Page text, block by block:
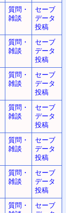
質問・
雑談
セーブ
データ
投稿
質問・
雑談
セーブ
データ
投稿
質問・
雑談
セーブ
データ
投稿
質問・
雑談
セーブ
データ
投稿
質問・
雑談
セーブ
データ
投稿
質問・
雑談
セーブ
データ
投稿
質問・
セーブ